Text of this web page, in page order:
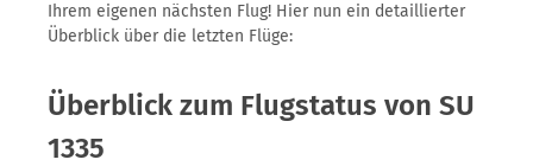
Ihrem eigenen nächsten Flug! Hier nun ein detaillierter
Überblick über die letzten Flüge:
Überblick zum Flugstatus von SU
1335